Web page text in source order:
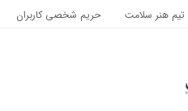
هنر سلامت حریم شخصی کاربران